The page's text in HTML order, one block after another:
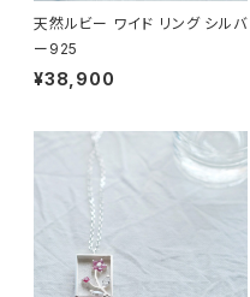
天然ルビー ワイド リング シルバ
ー925
¥38,900